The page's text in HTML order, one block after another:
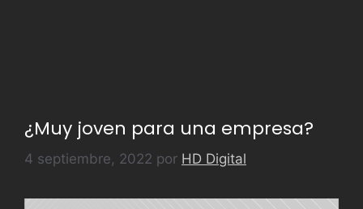
¿Muy joven para una empresa?
4 septiembre, 2022 por HD Digital